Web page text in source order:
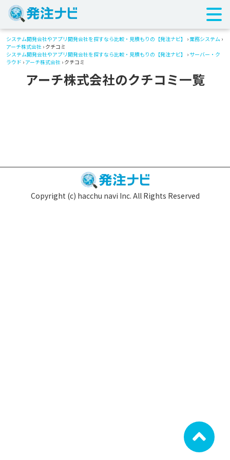
システム開発会社やアプリ開発会社を探すなら比較・見積もりの【発注ナビ】 › 業務システム ›
アーチ株式会社 › クチコミ
システム開発会社やアプリ開発会社を探すなら比較・見積もりの【発注ナビ】
› サーバー・ク
ラウド › アーチ株式会社 › クチコミ
アーチ株式会社のクチコミ一覧
Copyright (c) hacchu navi Inc. All Rights Reserved